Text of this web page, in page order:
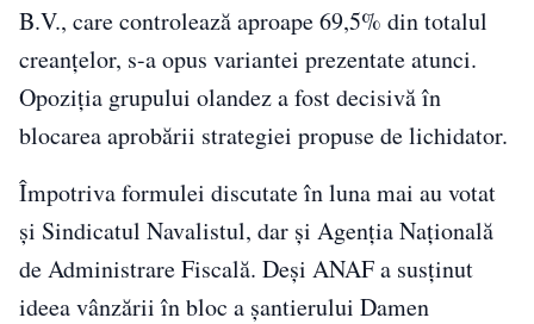
B.V., care controlează aproape 69,5% din totalul
creanțelor, s-a opus variantei prezentate atunci.
Opoziția grupului olandez a fost decisivă în
blocarea aprobării strategiei propuse de lichidator.
Împotriva formulei discutate în luna mai au votat
și Sindicatul Navalistul, dar și Agenția Națională
de Administrare Fiscală. Deși ANAF a susținut
ideea vânzării în bloc a șantierului Damen